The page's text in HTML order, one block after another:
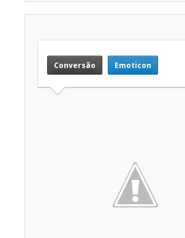
Conversão Emoticon